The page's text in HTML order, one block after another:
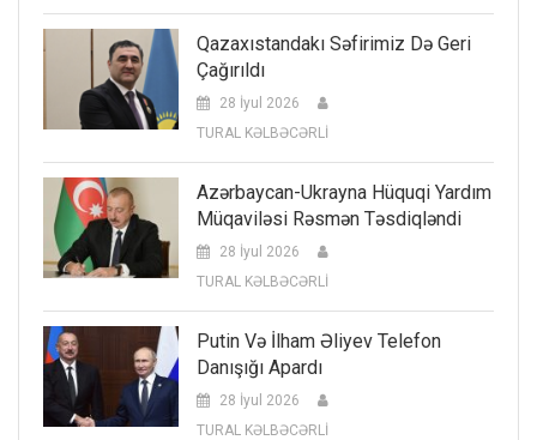
Qazaxıstandakı Səfirimiz Də Geri
Çağırıldı
28 İyul 2026
TURAL KƏLBƏCƏRLİ
Azərbaycan-Ukrayna Hüquqi Yardım
Müqaviləsi Rəsmən Təsdiqləndi
28 İyul 2026
TURAL KƏLBƏCƏRLİ
Putin Və İlham Əliyev Telefon
Danışığı Apardı
28 İyul 2026
TURAL KƏLBƏCƏRLİ